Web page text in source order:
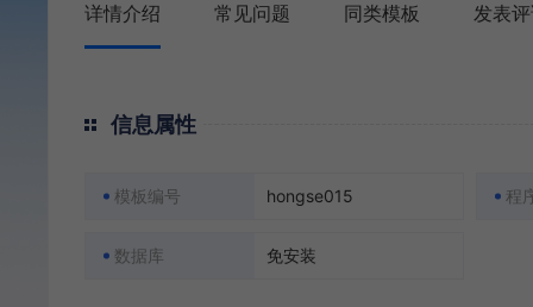
详情介绍 常见问题 同类模板 发表
信息属性
模板编号 hongse015 程
数据库 免安装